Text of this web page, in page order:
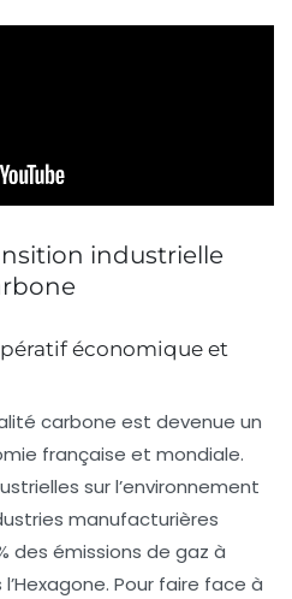
industrielle
économique et
carbone est devenue un
française et mondiale.
sur l’environnement
manufacturières
des émissions de gaz à
l’Hexagone. Pour faire face à